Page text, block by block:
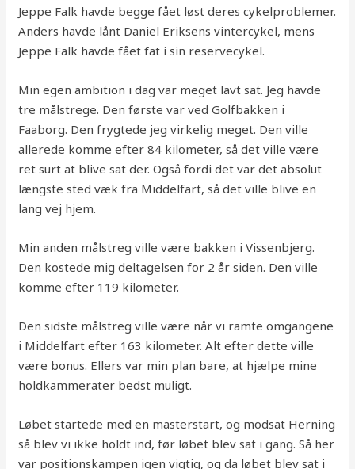
Jeppe Falk havde begge fået løst deres cykelproblemer.
Anders havde lånt Daniel Eriksens vintercykel, mens
Jeppe Falk havde fået fat i sin reservecykel.
Min egen ambition i dag var meget lavt sat. Jeg havde
tre målstrege. Den første var ved Golfbakken i
Faaborg. Den frygtede jeg virkelig meget. Den ville
allerede komme efter 84 kilometer, så det ville være
ret surt at blive sat der. Også fordi det var det absolut
længste sted væk fra Middelfart, så det ville blive en
lang vej hjem.
Min anden målstreg ville være bakken i Vissenbjerg.
Den kostede mig deltagelsen for 2 år siden. Den ville
komme efter 119 kilometer.
Den sidste målstreg ville være når vi ramte omgangene
i Middelfart efter 163 kilometer. Alt efter dette ville
være bonus. Ellers var min plan bare, at hjælpe mine
holdkammerater bedst muligt.
Løbet startede med en masterstart, og modsat Herning
så blev vi ikke holdt ind, før løbet blev sat i gang. Så her
var positionskampen igen vigtig, og da løbet blev sat i